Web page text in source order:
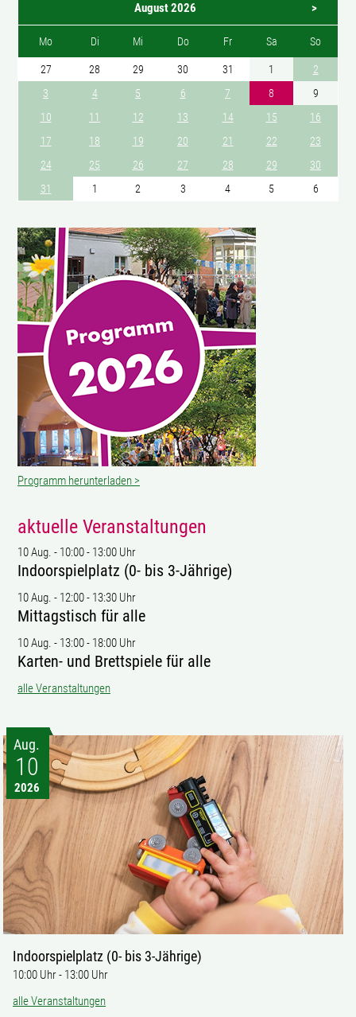
August 2026 >
Mo Di Mi Do Fr Sa So
27 28 29 30 31 1
2
3
4 5 6 7 8
9
10
11 12 13 14 15
16
17
18 19 20 21 22
23
24
25 26 27 28 29
30
31
1 2 3 4 5 6
Programm herunterladen >
aktuelle Veranstaltungen
10 Aug. - 10:00- 13:00 Uhr
Indoorspielplatz (0- bis 3-Jährige)
10 Aug. - 12:00- 13:30 Uhr
Mittagstisch für alle
10 Aug. - 13:00- 18:00 Uhr
Karten- und Brettspiele für alle
alle Veranstaltungen
Aug.
10
2026
Indoorspielplatz (0- bis 3-Jährige)
10:00 Uhr- 13:00 Uhr
alle Veranstaltungen